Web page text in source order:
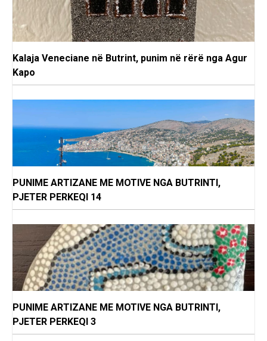
Kalaja Veneciane në Butrint, punim në rërë nga Agur
Kapo
PUNIME ARTIZANE ME MOTIVE NGA BUTRINTI,
PJETER PERKEQI 14
PUNIME ARTIZANE ME MOTIVE NGA BUTRINTI,
PJETER PERKEQI 3